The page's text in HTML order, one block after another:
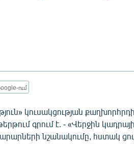
ում
կուսակցության
գրում է. - «Վերջին
նշանակումը, հստակ